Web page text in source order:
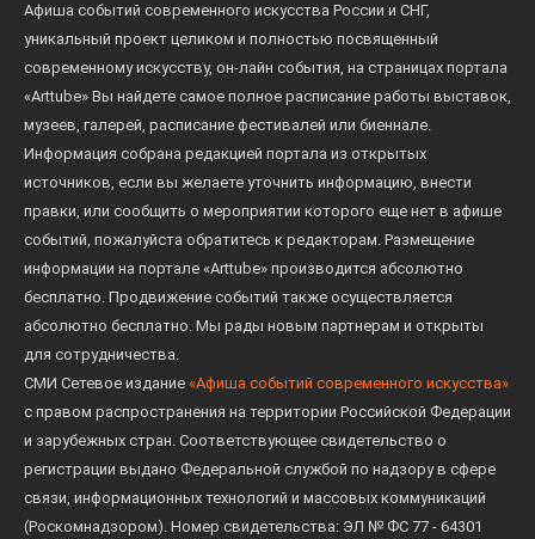
Афиша событий современного искусства России и СНГ,
уникальный проект целиком и полностью посвященный
современному искусству, он-лайн события, на страницах портала
«Arttube» Вы найдете самое полное расписание работы выставок,
музеев, галерей, расписание фестивалей или биеннале.
Информация собрана редакцией портала из открытых
источников, если вы желаете уточнить информацию, внести
правки, или сообщить о мероприятии которого еще нет в афише
событий, пожалуйста обратитесь к редакторам. Размещение
информации на портале «Arttube» производится абсолютно
бесплатно. Продвижение событий также осуществляется
абсолютно бесплатно. Мы рады новым партнерам и открыты
для сотрудничества.
СМИ Сетевое издание «Афиша событий современного искусства»
с правом распространения на территории Российской Федерации
и зарубежных стран. Соответствующее свидетельство о
регистрации выдано Федеральной службой по надзору в сфере
связи, информационных технологий и массовых коммуникаций
(Роскомнадзором). Номер свидетельства: ЭЛ № ФС 77 - 64301